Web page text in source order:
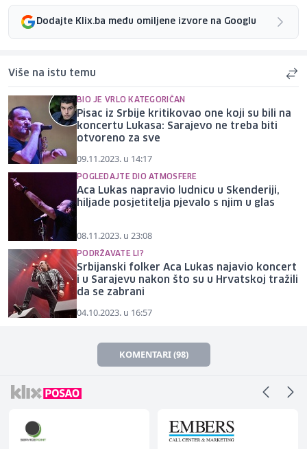
Dodajte Klix.ba među omiljene izvore na Googlu
Više na istu temu
BIO JE VRLO KATEGORIČAN
Pisac iz Srbije kritikovao one koji su bili na
koncertu Lukasa: Sarajevo ne treba biti
otvoreno za sve
09.11.2023. u 14:17
POGLEDAJTE DIO ATMOSFERE
Aca Lukas napravio ludnicu u Skenderiji,
hiljade posjetitelja pjevalo s njim u glas
08.11.2023. u 23:08
PODRŽAVATE LI?
Srbijanski folker Aca Lukas najavio koncert
i u Sarajevu nakon što su u Hrvatskoj tražili
da se zabrani
04.10.2023. u 16:57
KOMENTARI (98)